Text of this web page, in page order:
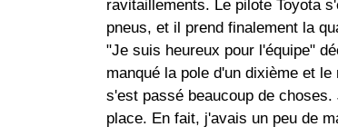
ravitaillements. Le pilote Toyota
pneus, et il prend finalement la
"Je suis heureux pour l'équipe"
manqué la pole d'un dixième et
s'est passé beaucoup de
place. En fait, j'avais un peu de